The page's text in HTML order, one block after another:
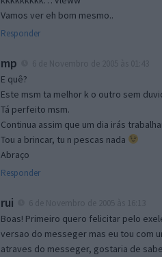
Vamos ver eh bom mesmo..
Responder
mp
E quê?
Este msm ta melhor k o outro sem
Tá perfeito msm.
Continua assim que um dia irás
Tou a brincar, tu n pescas nada
Abraço
Responder
rui
Boas! Primeiro quero felicitar pelo
versao do messeger mas eu tou com
atraves do messeger, gostaria de